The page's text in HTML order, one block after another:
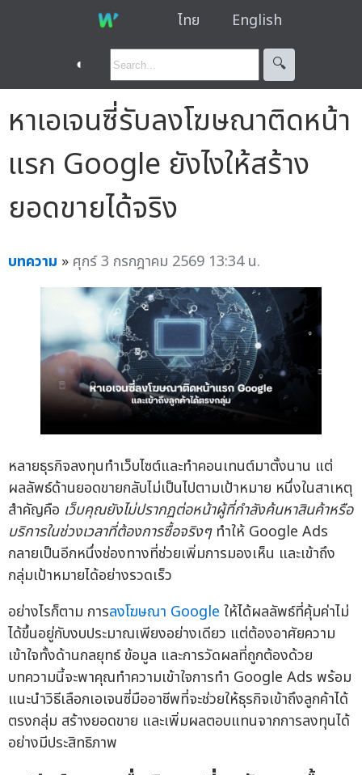
ไทย English
◐ 🔍︎
หาเอเจนซี่รับลงโฆษณาติดหน้า
แรก Google ยังไงให้สร้าง
ยอดขายได้จริง
บทความ » ศุกร์ 3 กรกฎาคม 2569 13:34 น.
หลายธุรกิจลงทุนทำเว็บไซต์และทำคอนเทนต์มาตั้งนาน แต่
ผลลัพธ์ด้านยอดขายกลับไม่เป็นไปตามเป้าหมาย หนึ่งในสาเหตุ
สำคัญคือ เว็บคุณยังไม่ปรากฏต่อหน้าผู้ที่กำลังค้นหาสินค้าหรือ
บริการในช่วงเวลาที่ต้องการซื้อจริงๆทำให้ Google Ads
กลายเป็นอีกหนึ่งช่องทางที่ช่วยเพิ่มการมองเห็น และเข้าถึง
กลุ่มเป้าหมายได้อย่างรวดเร็ว
อย่างไรก็ตาม การลงโฆษณา Google ให้ได้ผลลัพธ์ที่คุ้มค่าไม่
ได้ขึ้นอยู่กับงบประมาณเพียงอย่างเดียว แต่ต้องอาศัยความ
เข้าใจทั้งด้านกลยุทธ์ ข้อมูล และการวัดผลที่ถูกต้องด้วย
บทความนี้จะพาคุณทำความเข้าใจการทำ Google Ads พร้อม
แนะนำวิธีเลือกเอเจนซี่มืออาชีพที่จะช่วยให้ธุรกิจเข้าถึงลูกค้าได้
ตรงกลุ่ม สร้างยอดขาย และเพิ่มผลตอบแทนจากการลงทุนได้
อย่างมีประสิทธิภาพ